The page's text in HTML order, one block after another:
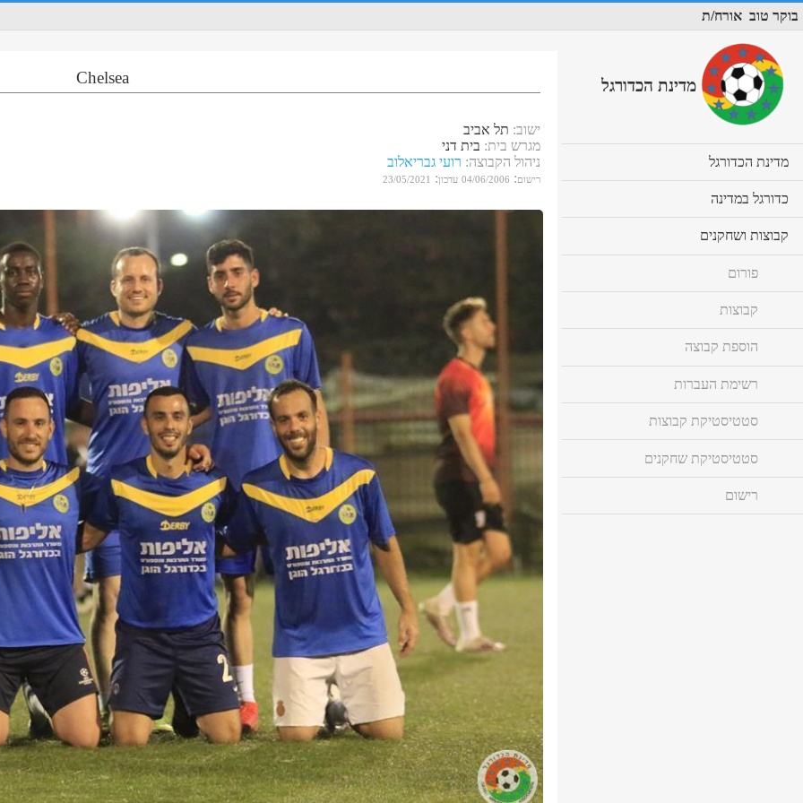
בוקר טוב אורח/ת
Chelsea
ישוב: תל אביב
מגרש בית: בית דני
ניהול הקבוצה: רועי גבריאלוב
רישום:
04/06/2006 עדכון:
23/05/2021
מדינת הכדורגל
מדינת הכדורגל
to
כדורגל במדינה
to
קבוצות ושחקנים
to
פורום
קבוצות
הוספת קבוצה
רשימת העברות
סטטיסטיקת קבוצות
סטטיסטיקת שחקנים
רישום